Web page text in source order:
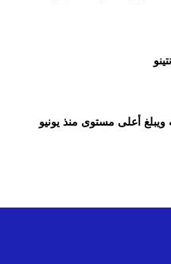
أعلى مستوى منذ يونيو